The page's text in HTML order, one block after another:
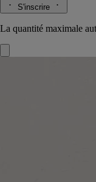
S'inscrire
La quantité maximale